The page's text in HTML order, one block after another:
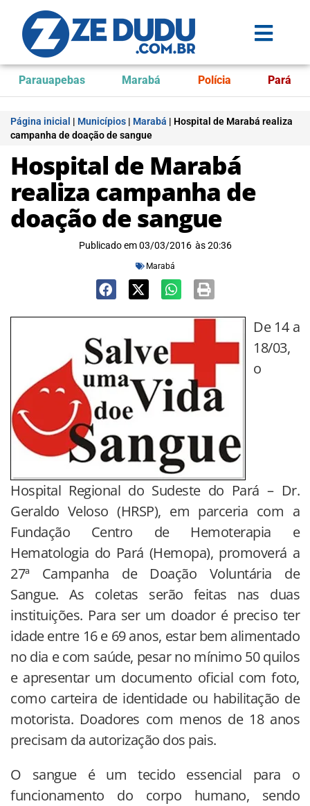
Parauapebas Marabá Polícia Pará
Página inicial | Municípios | Marabá | Hospital de Marabá realiza
campanha de doação de sangue
Hospital de Marabá
realiza campanha de
doação de sangue
Publicado em 03/03/2016 às 20:36
Marabá
De 14 a
18/03,
o
Hospital Regional do Sudeste do Pará – Dr.
Geraldo Veloso (HRSP), em parceria com a
Fundação Centro de Hemoterapia e
Hematologia do Pará (Hemopa), promoverá a
27ª Campanha de Doação Voluntária de
Sangue. As coletas serão feitas nas duas
instituições. Para ser um doador é preciso ter
idade entre 16 e 69 anos, estar bem alimentado
no dia e com saúde, pesar no mínimo 50 quilos
e apresentar um documento oficial com foto,
como carteira de identidade ou habilitação de
motorista. Doadores com menos de 18 anos
precisam da autorização dos pais.
O sangue é um tecido essencial para o
funcionamento do corpo humano, sendo